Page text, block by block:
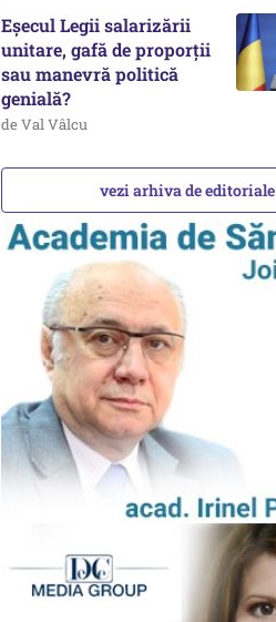
Eșecul Legii salarizării
unitare, gafă de proporții
sau manevră politică
genială?
de Val Vâlcu
vezi arhiva de editoriale